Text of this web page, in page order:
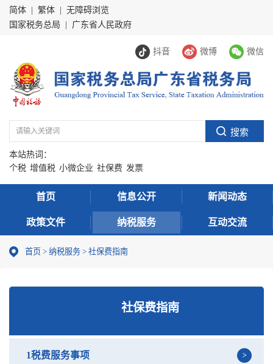
简体 繁体
无障碍浏览
国家税务总局
广东省人民政府
抖音 微博 微信
本站热词：
个税 增值税 小微企业 社保费 发票
首页 信息公开 新闻动态
政策文件 纳税服务 互动交流
首页 > 纳税服务 > 社保费指南
社保费指南
1税费服务事项